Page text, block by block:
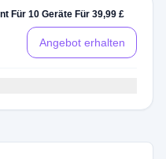
Für 10 Geräte Für 39,99 £
Angebot erhalten